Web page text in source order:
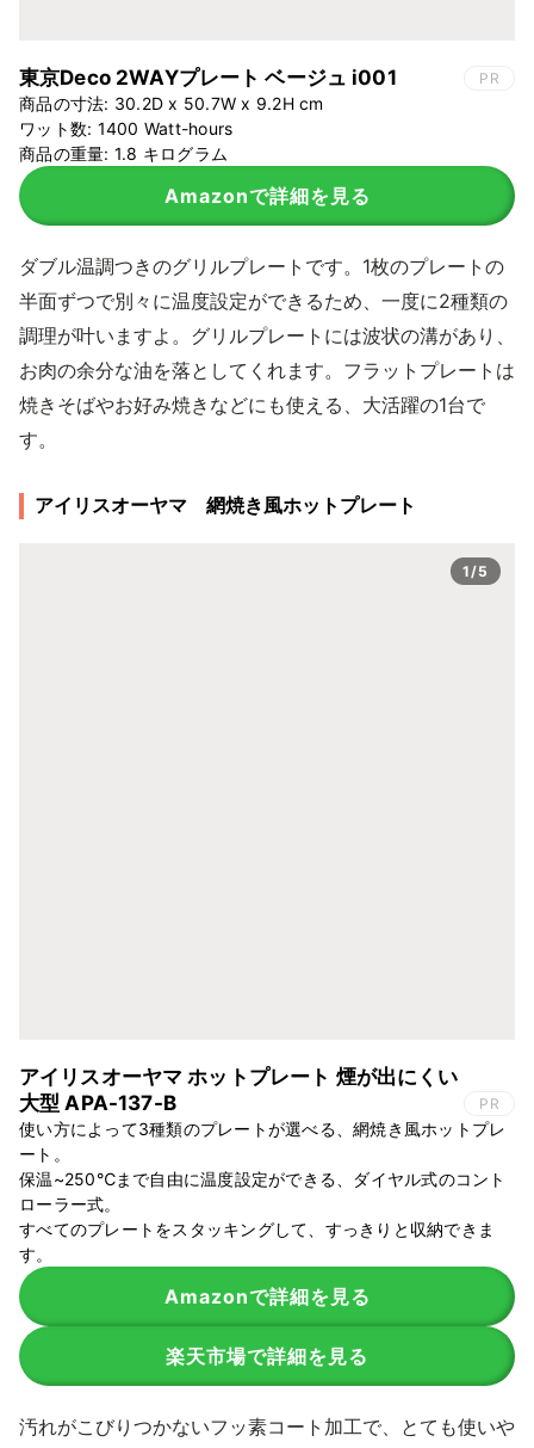
東京Deco 2WAYプレート ベージュ i001 PR
商品の寸法: 30.2D x 50.7W x 9.2H cm
ワット数: 1400 Watt-hours
商品の重量: 1.8 キログラム
Amazonで詳細を見る
ダブル温調つきのグリルプレートです。1枚のプレートの
半面ずつで別々に温度設定ができるため、一度に2種類の
調理が叶いますよ。グリルプレートには波状の溝があり、
お肉の余分な油を落としてくれます。フラットプレートは
焼きそばやお好み焼きなどにも使える、大活躍の1台で
す。
アイリスオーヤマ 網焼き風ホットプレート
1/5
アイリスオーヤマ ホットプレート 煙が出にくい
大型 APA-137-B
PR
使い方によって3種類のプレートが選べる、網焼き風ホットプレ
ート。
保温~250℃まで自由に温度設定ができる、ダイヤル式のコント
ローラー式。
すべてのプレートをスタッキングして、すっきりと収納できま
す。
Amazonで詳細を見る
楽天市場で詳細を見る
汚れがこびりつかないフッ素コート加工で、とても使いや